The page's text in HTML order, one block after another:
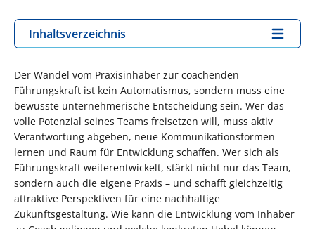
Inhaltsverzeichnis
Der Wandel vom Praxisinhaber zur coachenden
Führungskraft ist kein Automatismus, sondern muss eine
bewusste unternehmerische Entscheidung sein. Wer das
volle Potenzial seines Teams freisetzen will, muss aktiv
Verantwortung abgeben, neue Kommunikationsformen
lernen und Raum für Entwicklung schaffen. Wer sich als
Führungskraft weiterentwickelt, stärkt nicht nur das Team,
sondern auch die eigene Praxis – und schafft gleichzeitig
attraktive Perspektiven für eine nachhaltige
Zukunftsgestaltung. Wie kann die Entwicklung vom Inhaber